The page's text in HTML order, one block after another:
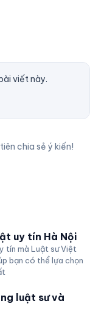
viết này.
chia sẻ ý kiến!
uy tín Hà Nội
tín mà Luật sư Việt
bạn có thể lựa chọn
luật sư và